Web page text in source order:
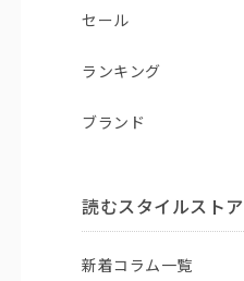
セール
ランキング
ブランド
読むスタイルストア
新着コラム一覧